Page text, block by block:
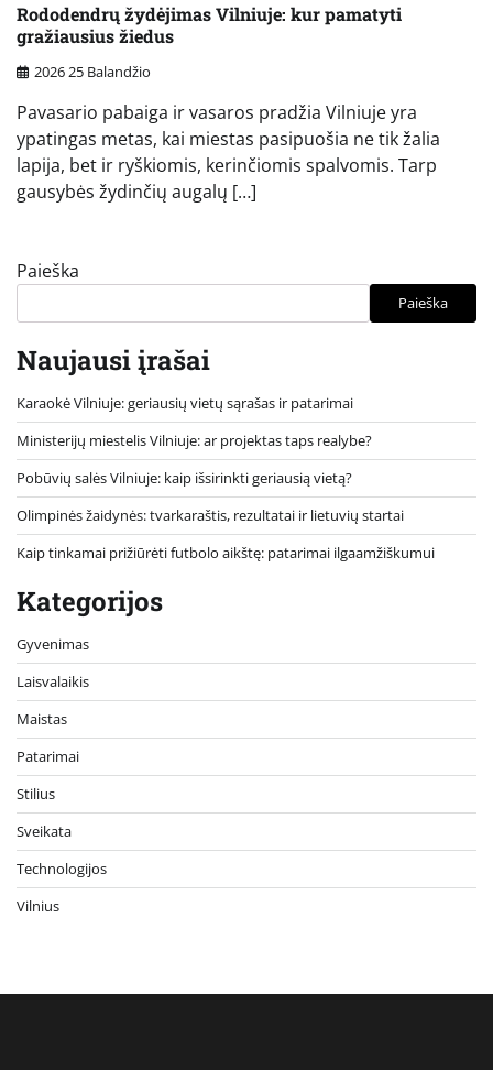
Rododendrų žydėjimas Vilniuje: kur pamatyti
gražiausius žiedus
2026 25 Balandžio
Pavasario pabaiga ir vasaros pradžia Vilniuje yra
ypatingas metas, kai miestas pasipuošia ne tik žalia
lapija, bet ir ryškiomis, kerinčiomis spalvomis. Tarp
gausybės žydinčių augalų […]
Paieška
Paieška
Naujausi įrašai
Karaokė Vilniuje: geriausių vietų sąrašas ir patarimai
Ministerijų miestelis Vilniuje: ar projektas taps realybe?
Pobūvių salės Vilniuje: kaip išsirinkti geriausią vietą?
Olimpinės žaidynės: tvarkaraštis, rezultatai ir lietuvių startai
Kaip tinkamai prižiūrėti futbolo aikštę: patarimai ilgaamžiškumui
Kategorijos
Gyvenimas
Laisvalaikis
Maistas
Patarimai
Stilius
Sveikata
Technologijos
Vilnius